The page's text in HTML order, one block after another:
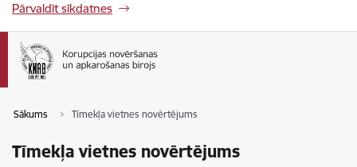
Pārvaldīt sīkdatnes
Sākums Tīmekļa vietnes novērtējums
Tīmekļa vietnes novērtējums